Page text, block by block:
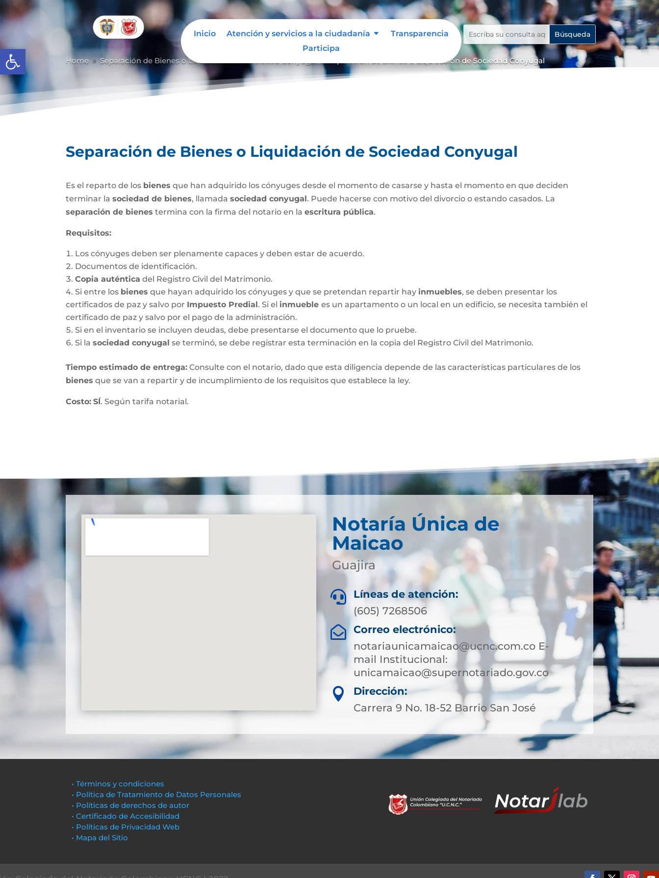
Abrir barra de herramientas
Inicio Atención y servicios a la ciudadanía
Transparencia
Participa
Home 9 Separación de Bienes o Liquidación de Sociedad Conyugal Separación de Bienes o Liquidación de Sociedad Conyugal
Separación de Bienes o Liquidación de Sociedad Conyugal
Es el reparto de los bienes que han adquirido los cónyuges desde el momento de casarse y hasta el momento en que deciden
terminar lasociedad de bienes, llamadasociedad conyugal. Puede hacerse con motivo del divorcio o estando casados. La
separación de bienes termina con la firma del notario en laescritura pública.
Requisitos:
Los cónyuges deben ser plenamente capaces y deben estar de acuerdo.
Documentos de identificación.
Copia auténtica del Registro Civil del Matrimonio.
Si entre los bienes que hayan adquirido los cónyuges y que se pretendan repartir hay inmuebles, se deben presentar los
certificados de paz y salvo por Impuesto Predial. Si el inmueblees un apartamento o un local en un edificio, se necesita también el
certificado de paz y salvo por el pago de la administración.
Si en el inventario se incluyen deudas, debe presentarse el documento que lo pruebe.
Si lasociedad conyugal se terminó, se debe registrar esta terminación en la copia del Registro Civil del Matrimonio.
Tiempo estimado de entrega: Consulte con el notario, dado que esta diligencia depende de las características particulares de los
bienes que se van a repartir y de incumplimiento de los requisitos que establece la ley.
Costo: SÍ. Según tarifa notarial.
Notaría Única de
Maicao
Guajira

Líneas de atención:
(605) 7268506

Correo electrónico:
notariaunicamaicao@ucnc.com.co E-
mail Institucional:
unicamaicao@supernotariado.gov.co

Dirección:
Carrera 9 No. 18-52 Barrio San José
• Términos y condiciones
• Política de Tratamiento de Datos Personales
• Políticas de derechos de autor
• Certificado de Accesibilidad
• Políticas de Privacidad Web
• Mapa del Sitio